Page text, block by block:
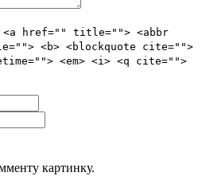
<a href="" title=""> <abbr
<b> <blockquote cite="">
<em> <i> <q cite="">
картинку.